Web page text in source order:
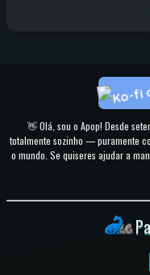
👋 Olá, sou o Apop! Desde
totalmente sozinho — puramente
o mundo. Se quiseres ajudar a